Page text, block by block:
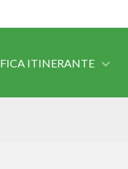
FICA ITINERANTE